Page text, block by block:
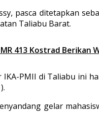
pasca ditetapkan
Taliabu Barat.
413 Kostrad Berikan
PMII di Taliabu ini
gelar